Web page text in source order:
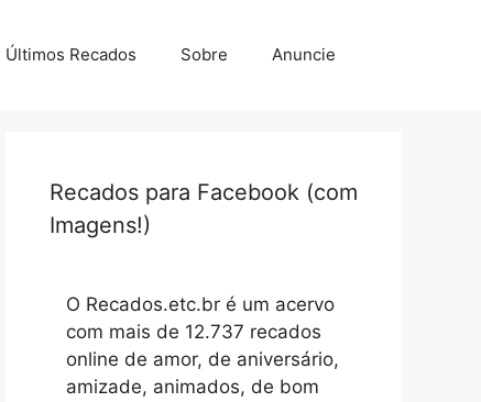
Últimos Recados Sobre Anuncie
Recados para Facebook (com
Imagens!)
O Recados.etc.br é um acervo
com mais de 12.737 recados
online de amor, de aniversário,
amizade, animados, de bom